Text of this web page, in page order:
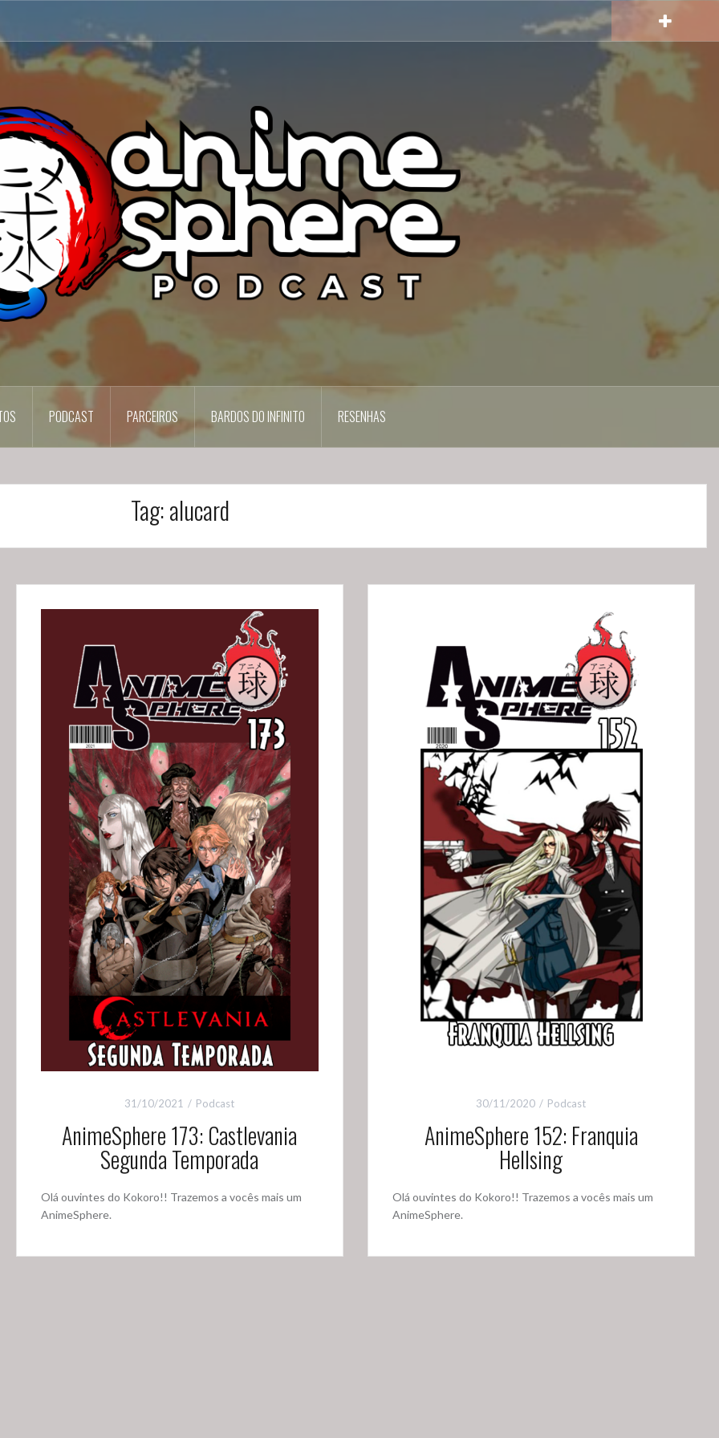
PODCAST PARCEIROS BARDOS DO INFINITO RESENHAS
Tag:alucard
31/10/2021 Podcast
AnimeSphere 173: Castlevania
Segunda Temporada
Olá ouvintes do Kokoro!! Trazemos a vocês mais um
AnimeSphere.
30/11/2020 Podcast
AnimeSphere 152: Franquia
Hellsing
Olá ouvintes do Kokoro!! Trazemos a vocês mais um
AnimeSphere.